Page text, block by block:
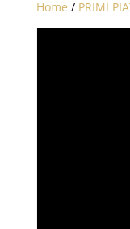
Home / PRIMI